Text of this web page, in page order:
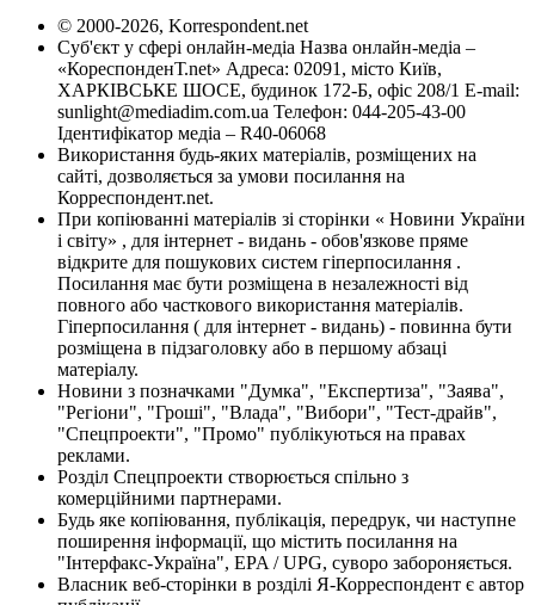
© 2000-2026, Korrespondent.net
Суб'єкт у сфері онлайн-медіа Назва онлайн-медіа –
«КореспонденТ.net» Адреса: 02091, місто Київ,
ХАРКІВСЬКЕ ШОСЕ, будинок 172-Б, офіс 208/1 E-mail:
sunlight@mediadim.com.ua Телефон: 044-205-43-00
Ідентифікатор медіа – R40-06068
Використання будь-яких матеріалів, розміщених на
сайті, дозволяється за умови посилання на
Корреспондент.net.
При копіюванні матеріалів зі сторінки « Новини України
і світу» , для інтернет - видань - обов'язкове пряме
відкрите для пошукових систем гіперпосилання .
Посилання має бути розміщена в незалежності від
повного або часткового використання матеріалів.
Гіперпосилання ( для інтернет - видань) - повинна бути
розміщена в підзаголовку або в першому абзаці
матеріалу.
Новини з позначками "Думка", "Експертиза", "Заява",
"Регіони", "Гроші", "Влада", "Вибори", "Тест-драйв",
"Спецпроекти", "Промо" публікуються на правах
реклами.
Розділ Спецпроекти створюється спільно з
комерційними партнерами.
Будь яке копіювання, публікація, передрук, чи наступне
поширення інформації, що містить посилання на
"Інтерфакс-Україна", EPA / UPG, суворо забороняється.
Власник веб-сторінки в розділі Я-Корреспондент є автор